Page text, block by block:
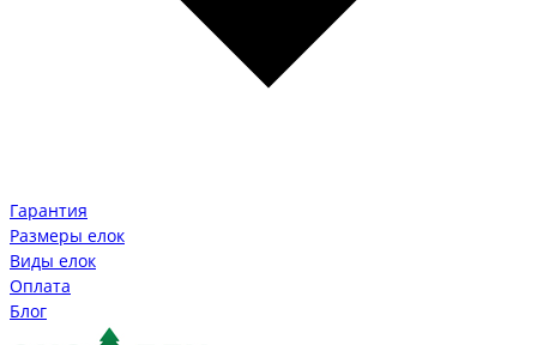
Гарантия
Размеры елок
Виды елок
Оплата
Блог